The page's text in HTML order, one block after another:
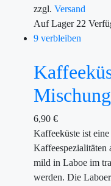
zzgl. Versand
Auf Lager22
9 verbleiben
6,90 €
Kaffeeküste ist
Kaffeespezialitäten
mild in Laboe im
werden. Die